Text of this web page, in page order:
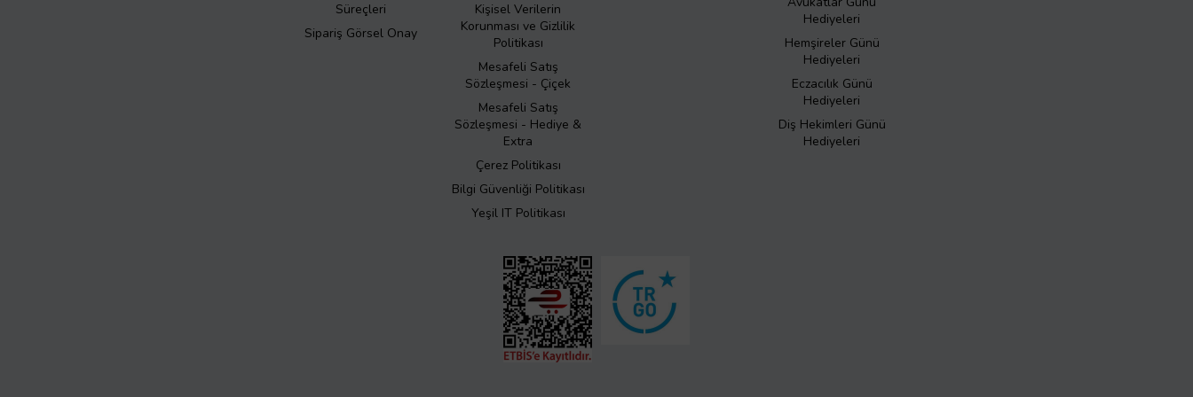
Süreçleri
Sipariş Görsel Onay
Kişisel Verilerin
Korunması ve Gizlilik
Politikası
Mesafeli Satış
Sözleşmesi - Çiçek
Mesafeli Satış
Sözleşmesi - Hediye &
Extra
Çerez Politikası
Bilgi Güvenliği Politikası
Yeşil IT Politikası
Hediyeleri
Hemşireler Günü
Hediyeleri
Eczacılık Günü
Hediyeleri
Diş Hekimleri Günü
Hediyeleri